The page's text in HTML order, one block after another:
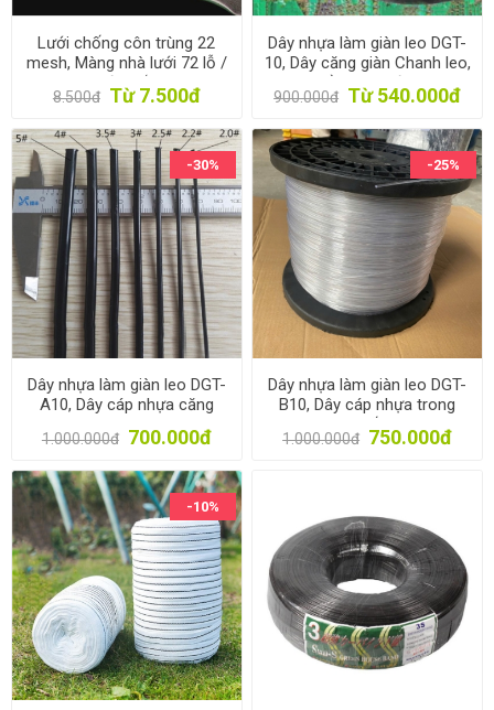
Lưới chống côn trùng 22
mesh, Màng nhà lưới 72 lỗ /
cm2, Lưới chắn tia UV
8.500đ Từ 7.500đ
Dây nhựa làm giàn leo DGT-
10, Dây căng giàn Chanh leo,
bầu bí mướp
900.000đ Từ 540.000đ
-30%
Dây nhựa làm giàn leo DGT-
A10, Dây cáp nhựa căng
1.000.000đ 700.000đ
-25%
Dây nhựa làm giàn leo DGT-
B10, Dây cáp nhựa trong
suốt
1.000.000đ 750.000đ
-10%